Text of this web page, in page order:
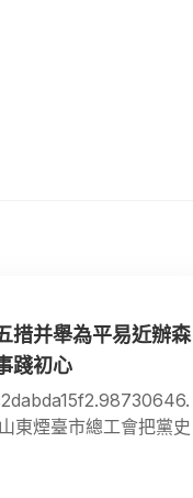
措并舉為平易近辦森
踐初心
煙臺市總工會把黨史